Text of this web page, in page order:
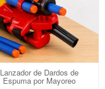
Lanzador de Dardos de
Espuma por Mayoreo